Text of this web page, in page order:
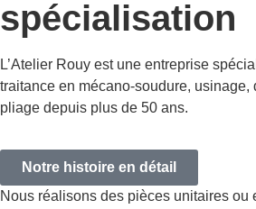
spécialisation
L’Atelier Rouy est une entreprise
traitance en mécano-soudure, usinage,
pliage depuis plus de 50 ans.
Notre histoire en détail
Nous réalisons des pièces unitaires ou